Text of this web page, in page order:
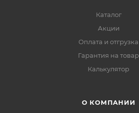
Каталог
Акции
Оплата и отгрузка
Гарантия на товар
Калькулятор
О КОМПАНИИ